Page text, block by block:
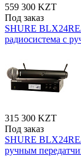
559 300 KZT
Под заказ
SHURE
радиосистема с
315 300 KZT
Под заказ
SHURE BLX24RE/
ручным